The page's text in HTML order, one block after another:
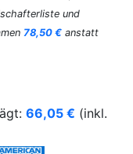
und
78,50 € anstatt
66,05 € (inkl.